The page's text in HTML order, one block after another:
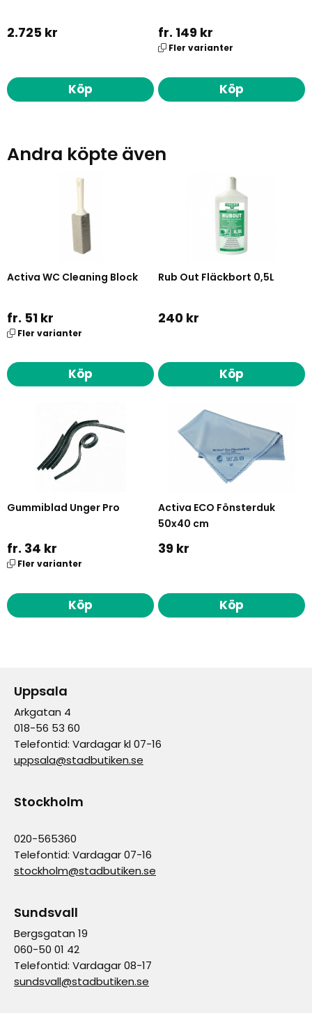
2.725 kr
Köp
fr. 149 kr
Fler varianter
Köp
Andra köpte även
Activa WC Cleaning Block
fr. 51 kr
Fler varianter
Köp
Rub Out Fläckbort 0,5L
240 kr
Köp
Gummiblad Unger Pro
fr. 34 kr
Fler varianter
Köp
Activa ECO Fönsterduk
50x40 cm
39 kr
Köp
Uppsala
Arkgatan 4
018-56 53 60
Telefontid: Vardagar kl 07-16
uppsala@stadbutiken.se
Stockholm
020-565360
Telefontid: Vardagar 07-16
stockholm@stadbutiken.se
Sundsvall
Bergsgatan 19
060-50 01 42
Telefontid: Vardagar 08-17
sundsvall@stadbutiken.se